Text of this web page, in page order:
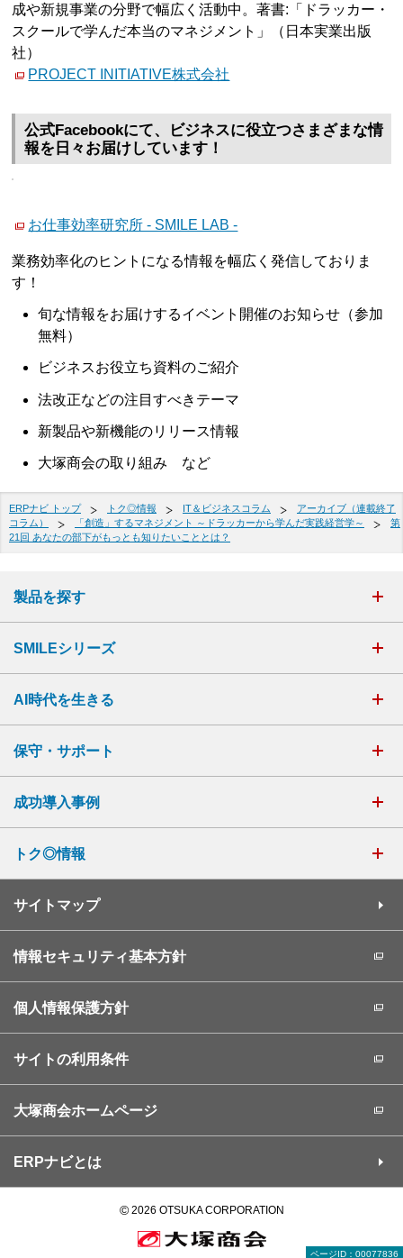
成や新規事業の分野で幅広く活動中。著書:「ドラッカー・
スクールで学んだ本当のマネジメント」（日本実業出版
社）
PROJECT INITIATIVE株式会社
公式Facebookにて、ビジネスに役立つさまざまな情
報を日々お届けしています！
お仕事効率研究所 - SMILE LAB -
業務効率化のヒントになる情報を幅広く発信しておりま
す！
旬な情報をお届けするイベント開催のお知らせ（参加
無料）
ビジネスお役立ち資料のご紹介
法改正などの注目すべきテーマ
新製品や新機能のリリース情報
大塚商会の取り組み など
ページID：00077836
ERPナビ トップ トク◎情報 IT＆ビジネスコラム
アーカイブ（連載終了
コラム）
「創造」するマネジメント ～ドラッカーから学んだ実践経営学～
第
21回 あなたの部下がもっとも知りたいこととは？
製品を探す
SMILEシリーズ
AI時代を生きる
保守・サポート
成功導入事例
トク◎情報
サイトマップ
情報セキュリティ基本方針
個人情報保護方針
サイトの利用条件
大塚商会ホームページ
ERPナビとは
©2026 OTSUKA CORPORATION